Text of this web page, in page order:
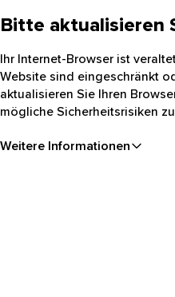
Bitte aktualisieren
Ihr Internet-Browser ist
Website sind eingeschränkt
aktualisieren Sie Ihren
mögliche Sicherheitsrisiken
Weitere Informationen